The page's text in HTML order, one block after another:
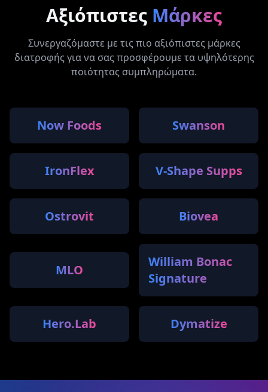
Αξιόπιστες Μάρκες
Συνεργαζόμαστε με τις πιο αξιόπιστες μάρκες
διατροφής για να σας προσφέρουμε τα υψηλότερης
ποιότητας συμπληρώματα.
Now Foods Swanson
IronFlex V-Shape Supps
Ostrovit Biovea
MLO
William Bonac
Signature
Hero.Lab Dymatize